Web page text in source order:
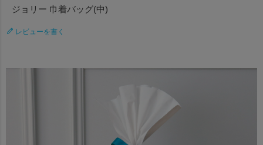
ジョリー 巾着バッグ(中)
レビューを書く